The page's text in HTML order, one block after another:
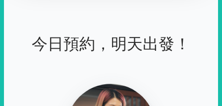
今日預約，明天出發！